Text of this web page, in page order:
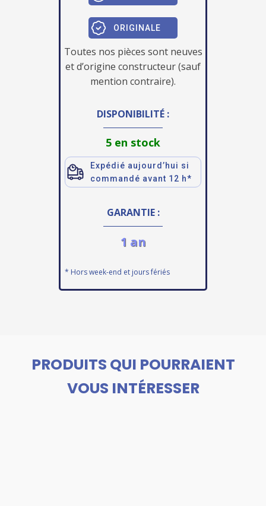
ORIGINALE
Toutes nos pièces sont neuves
et d’origine constructeur (sauf
mention contraire).
DISPONIBILITÉ :
5 en stock
Expédié aujourd’hui si
commandé avant 12 h*
GARANTIE :
1 an
* Hors week-end et jours fériés
PRODUITS QUI POURRAIENT
VOUS INTÉRESSER